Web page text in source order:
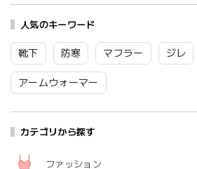
人気のキーワード
靴下 防寒 マフラー ジレ
アームウォーマー
カテゴリから探す
ファッション
ト 天然由来成分 シト
除菌 350ml×2本 6318
Zk192
350ml 15ml 6318
Zk194